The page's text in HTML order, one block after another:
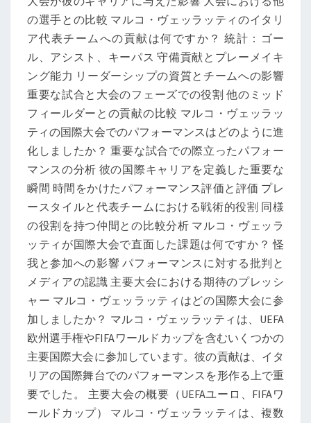
ー
マ
ン
ス
の選手との比較 マルコ・ヴェッラッティのイタリ
ア代表チームへの貢献は何ですか？ 統計：ゴー
ル、アシスト、キーパス 守備貢献とプレーメイキ
ング能力 リーダーシップの資質とチームへの影響
重要な試合と大会のフェーズでの役割 他のミッド
フィールダーとの貢献の比較 マルコ・ヴェッラッ
ティの国際大会でのパフォーマンスはどのように進
化しましたか？ 重要な試合での際立ったパフォー
マンスの分析 彼の国際キャリアを定義した重要な
瞬間 時間をかけたパフォーマンス評価と評価 プレ
ースタイルと代表チームにおける戦術的役割 同様
の役割を持つ仲間との比較分析 マルコ・ヴェッラ
ッティが国際大会で直面した課題は何ですか？ 怪
我と参加への影響 パフォーマンスに対する批判と
メディアの認識 主要大会における期待のプレッシ
ャー マルコ・ヴェッラッティはどの国際大会に参
加しましたか？ マルコ・ヴェッラッティは、UEFA
欧州選手権やFIFAワールドカップを含むいくつかの
主要国際大会に参加しています。彼の貢献は、イタ
リアの国際舞台でのパフォーマンスを形作る上で重
要でした。 主要大会の概要（UEFAユーロ、FIFAワ
ールドカップ） マルコ・ヴェッラッティは、複数